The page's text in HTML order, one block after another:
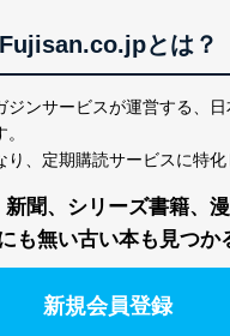
Fujisan.co.jpとは？
ンサービスが運営する、
、 定期購読サービスに特化
新聞、シリーズ書籍、
も無い古い本も見つか
新規会員登録